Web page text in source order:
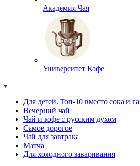
Академия Чая
Университет Кофе
Для детей. Топ-10 вместо сока и
Вечерний чай
Чай и кофе с русским духом
Самое дорогое
Чай для завтрака
Матча
Для холодного заваривания